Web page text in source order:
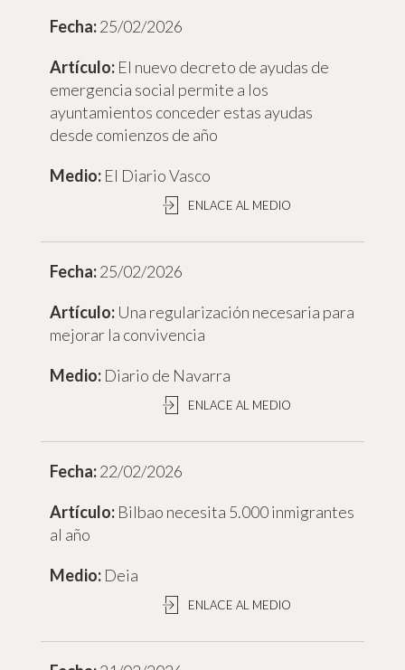
25/02/2026
El nuevo decreto de ayudas de
emergencia social permite a los
ayuntamientos conceder estas ayudas
desde comienzos de año
El Diario Vasco
ENLACE AL MEDIO
25/02/2026
Una regularización necesaria para
mejorar la convivencia
Diario de Navarra
ENLACE AL MEDIO
22/02/2026
Bilbao necesita 5.000 inmigrantes
al año
Deia
ENLACE AL MEDIO